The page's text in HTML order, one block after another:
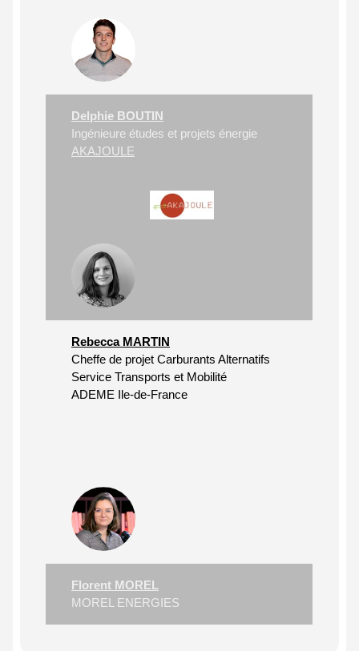
Delphie BOUTIN
Ingénieure études et projets énergie
AKAJOULE
Rebecca MARTIN
Cheffe de projet Carburants Alternatifs
Service Transports et Mobilité
ADEME Ile-de-France
Florent MOREL
MOREL ENERGIES